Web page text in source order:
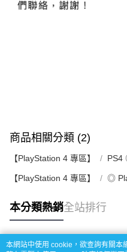
商品相關分類 (2)
【PlayStation 4 專區】 PS4
【PlayStation 4 專區】 ◎
本分類熱銷全站排行
本網站中使用 cookie，欲查詢有關本